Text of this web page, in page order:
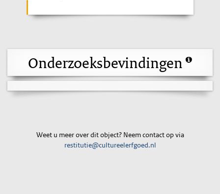
Onderzoeksbevindingen
Weet u meer over dit object? Neem contact op via
restitutie@cultureelerfgoed.nl